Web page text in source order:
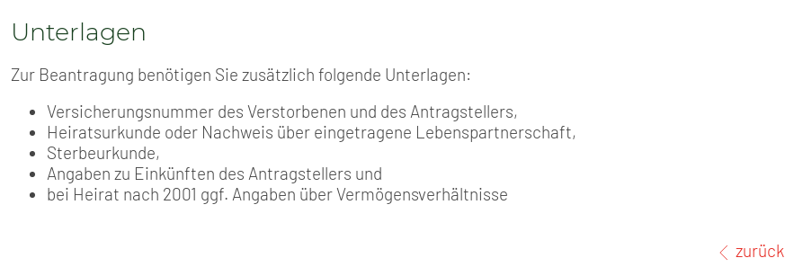
Unterlagen
Zur Beantragung benötigen Sie zusätzlich folgende Unterlagen:
Versicherungsnummer des Verstorbenen und des Antragstellers,
Heiratsurkunde oder Nachweis über eingetragene Lebenspartnerschaft,
Sterbeurkunde,
Angaben zu Einkünften des Antragstellers und
bei Heirat nach 2001 ggf. Angaben über Vermögensverhältnisse
zurück